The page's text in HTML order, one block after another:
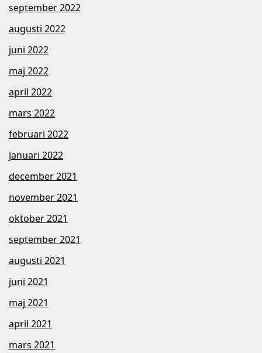
september 2022
augusti 2022
juni 2022
maj 2022
april 2022
mars 2022
februari 2022
januari 2022
december 2021
november 2021
oktober 2021
september 2021
augusti 2021
juni 2021
maj 2021
april 2021
mars 2021